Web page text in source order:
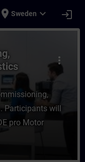
place Sweden expand_more login
more_vert
Participants will
pro Motor